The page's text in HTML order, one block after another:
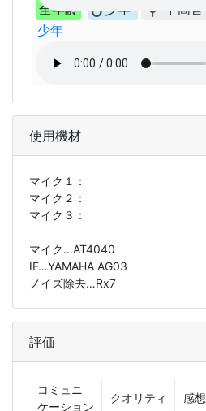
全年齢 少年 中高音
少年
使用機材
マイク１：
マイク２：
マイク３：
マイク…AT4040
IF…YAMAHA AG03
ノイズ除去…Rx7
評価
コミュニ
ケーション
クオリティ 感想